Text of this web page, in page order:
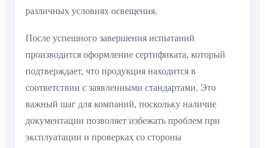
различных условиях освещения.
После успешного завершения испытаний
производится оформление сертификата, который
подтверждает, что продукция находится в
соответствии с заявленными стандартами. Это
важный шаг для компаний, поскольку наличие
документации позволяет избежать проблем при
эксплуатации и проверках со стороны